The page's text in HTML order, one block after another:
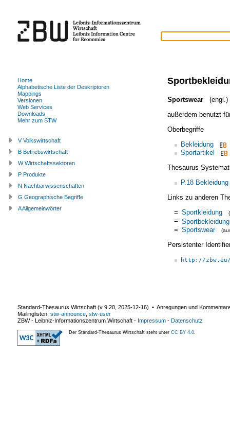
Sportswear
(engl.)
außerdem benutzt
Oberbegriffe
Bekleidung
Sportartikel
Thesaurus
P.18 Bekleidung
Links zu anderen
= Sportkleidung
= Sportbekleidung
= Sportswear
Persistenter
http://
Home
Alphabetische Liste der Deskriptoren
Mappings
Versionen
Web Services
Downloads
Mehr zum STW
V Volkswirtschaft
B Betriebswirtschaft
W Wirtschaftssektoren
P Produkte
N Nachbarwissenschaften
G Geographische Begriffe
A Allgemeinwörter
Standard-Thesaurus Wirtschaft (v 9.20 2025-12-16) ▪ Anregungen und
Mailinglisten: stw-announce stw-user
ZBW - Leibniz-Informationszentrum Wirtschaft - Impressum - Datenschutz
Der Standard-Thesaurus Wirtschaft steht unter CC BY 4.0